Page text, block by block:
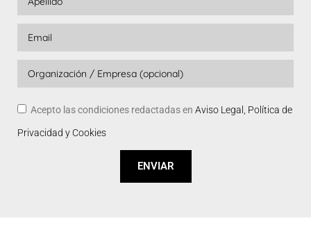
Acepto las condiciones redactadas en Aviso Legal, Política de
Privacidad y Cookies
ENVIAR